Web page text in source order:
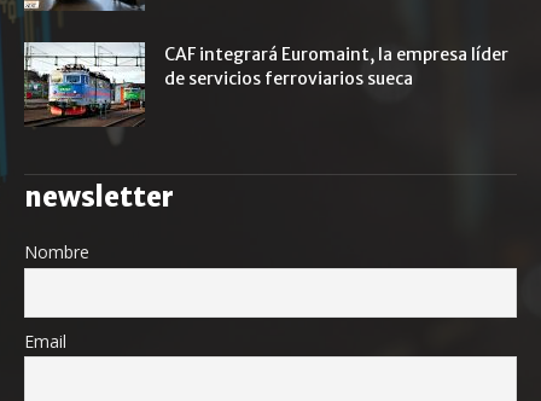
CAF integrará Euromaint, la empresa líder
de servicios ferroviarios sueca
newsletter
Nombre
Email